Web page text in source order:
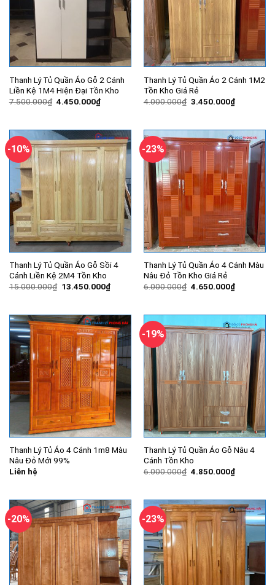
Thanh Lý Tủ Quần Áo Gỗ 2 Cánh
Liền Kệ 1M4 Hiện Đại Tồn Kho
7.500.000₫ Giá
4.450.000₫Giá
hiện
4.450.000₫.
Thanh Lý Tủ Quần Áo 2 Cánh 1M2
Tồn Kho Giá Rẻ
4.000.000₫ Giá
3.450.000₫Giá
hiện
-10%
Thanh Lý Tủ Quần Áo Gỗ Sồi 4
Cánh Liền Kệ 2M4 Tồn Kho
15.000.000₫ Giá
13.450.000₫Giá
hiện
13.450.000₫.
-23%
Thanh Lý Tủ Quần Áo 4 Cánh Màu
Nâu Đỏ Tồn Kho Giá Rẻ
6.000.000₫ Giá
4.650.000₫Giá
hiện
Thanh Lý Tủ Áo 4 Cánh 1m8 Màu
Nâu Đỏ Mới 99%
Liên hệ
-19%
Thanh Lý Tủ Quần Áo Gỗ Nâu 4
Cánh Tồn Kho
6.000.000₫ Giá
4.850.000₫Giá
hiện
-20% -23%